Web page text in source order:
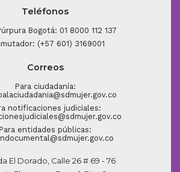
Teléfonos
Bogotá: 01 8000 112 137
(+57 601) 3169001
Correos
Para ciudadanía:
notificaciones judiciales:
Para entidades públicas:
El Dorado, Calle 26 # 69 - 76